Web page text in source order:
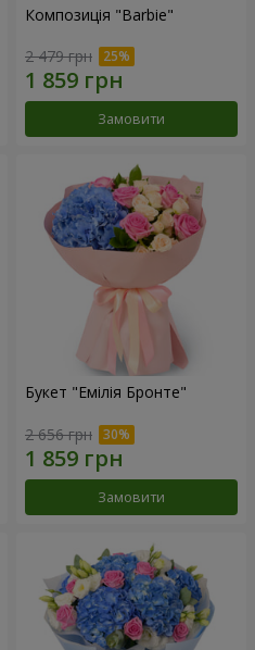
Композиція "Barbie"
2 479 грн
Замовити
Букет "Емілія Бронте"
2 656 грн
Замовити